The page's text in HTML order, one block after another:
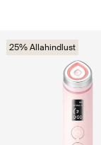
25% Allahindlust